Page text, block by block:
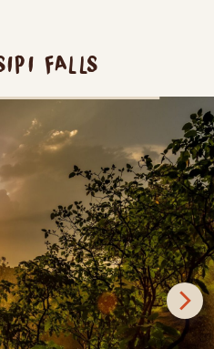
FALLS
SILVER